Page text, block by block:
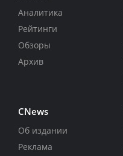
Аналитика
Рейтинги
Обзоры
Архив
CNews
Об издании
Реклама